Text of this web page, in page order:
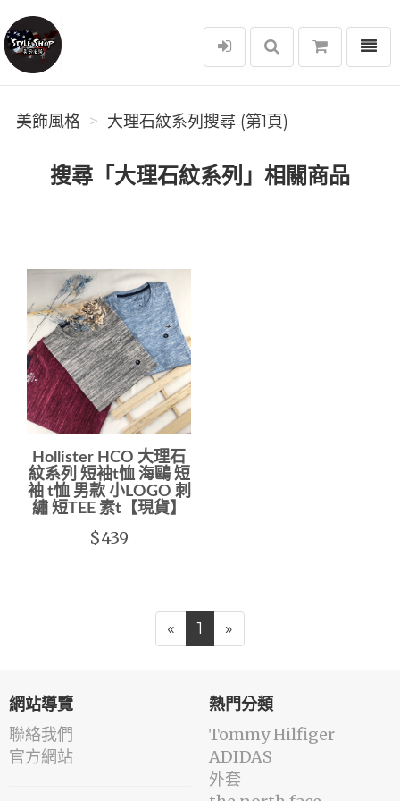
美飾風格
選單
美飾風格 大理石紋系列搜尋 (第1頁)
搜尋「大理石紋系列」相關商品
Hollister HCO 大理石
紋系列 短袖t恤 海鷗 短
袖 t恤 男款 小LOGO 刺
繡 短TEE 素t【現貨】
$439
« 1 »
網站導覽
聯絡我們
官方網站
熱門分類
Tommy Hilfiger
ADIDAS
外套